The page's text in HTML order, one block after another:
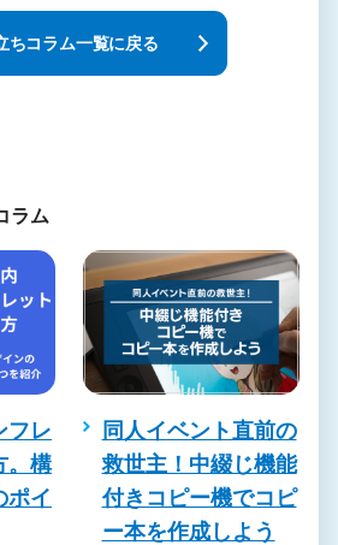
ちコラム一覧に戻る
ラム
フレ
。構
ポイ
同人イベント直前の
救世主！中綴じ機能
付きコピー機でコピ
ー本を作成しよう